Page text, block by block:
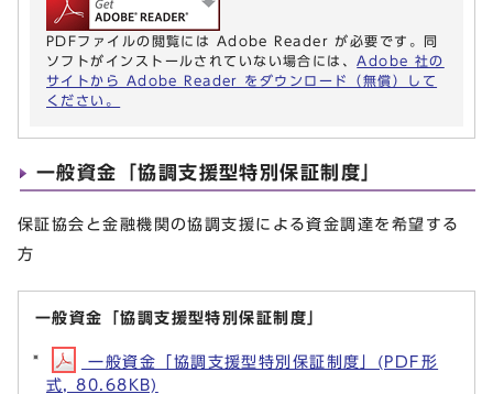
PDFファイルの閲覧には Adobe Reader が必要です。同
ソフトがインストールされていない場合には、 Adobe 社の
サイトから Adobe Reader をダウンロード（無償）して
ください。
一般資金「協調支援型特別保証制度」
保証協会と金融機関の協調支援による資金調達を希望する
方
一般資金「協調支援型特別保証制度」
一般資金「協調支援型特別保証制度」(PDF形
式, 80.68KB)